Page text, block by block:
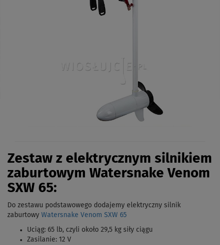
Zestaw z elektrycznym silnikiem
zaburtowym Watersnake Venom
SXW 65:
Do zestawu podstawowego dodajemy elektryczny silnik
zaburtowy Watersnake Venom SXW 65
Uciąg: 65 lb, czyli około 29,5 kg siły ciągu
Zasilanie: 12 V